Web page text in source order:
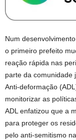
Num
o primeiro prefeito
reação rápida nas
parte da comunidade
Anti-deformação
monitorizar as
ADL enfatizou que a
para proteger os
pelo anti-semitismo